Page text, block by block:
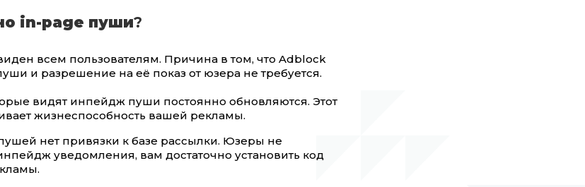
in-page пуши?
всем пользователям. Причина в том, что Adblock
и разрешение на её показ от юзера не требуется.
видят инпейдж пуши постоянно обновляются. Этот
жизнеспособность вашей рекламы.
нет привязки к базе рассылки. Юзеры не
уведомления, вам достаточно установить код